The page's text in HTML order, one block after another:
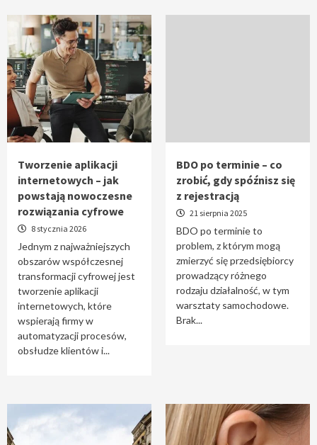
Tworzenie aplikacji
internetowych – jak
powstają nowoczesne
rozwiązania cyfrowe
8 stycznia 2026
Jednym z najważniejszych
obszarów współczesnej
transformacji cyfrowej jest
tworzenie aplikacji
internetowych, które
wspierają firmy w
automatyzacji procesów,
obsłudze klientów i...
BDO po terminie – co
zrobić, gdy spóźnisz się
z rejestracją
21 sierpnia 2025
BDO po terminie to
problem, z którym mogą
zmierzyć się przedsiębiorcy
prowadzący różnego
rodzaju działalność, w tym
warsztaty samochodowe.
Brak...